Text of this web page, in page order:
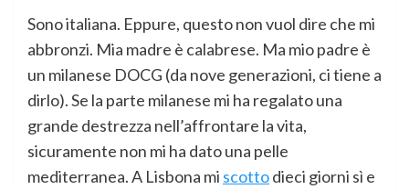
Sono italiana. Eppure, questo non vuol dire che mi
abbronzi. Mia madre è calabrese. Ma mio padre è
un milanese DOCG (da nove generazioni, ci tiene a
dirlo). Se la parte milanese mi ha regalato una
grande destrezza nell’affrontare la vita,
sicuramente non mi ha dato una pelle
mediterranea. A Lisbona mi scottodieci giorni sì e